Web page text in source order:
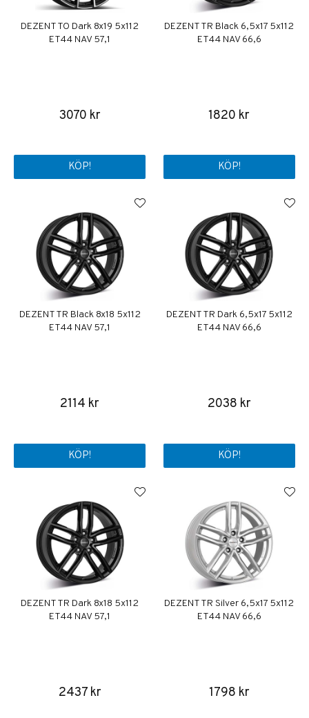
DEZENT TO Dark 8x19 5x112
ET44 NAV 57,1
3070 kr
KÖP!
DEZENT TR Black 6,5x17 5x112
ET44 NAV 66,6
1820 kr
KÖP!
DEZENT TR Black 8x18 5x112
ET44 NAV 57,1
2114 kr
KÖP!
DEZENT TR Dark 6,5x17 5x112
ET44 NAV 66,6
2038 kr
KÖP!
DEZENT TR Dark 8x18 5x112
ET44 NAV 57,1
2437 kr
DEZENT TR Silver 6,5x17 5x112
ET44 NAV 66,6
1798 kr